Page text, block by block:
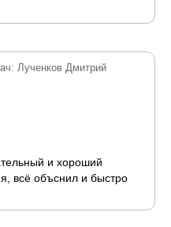
Лученков Дмитрий
и хороший
всё объснил и быстро